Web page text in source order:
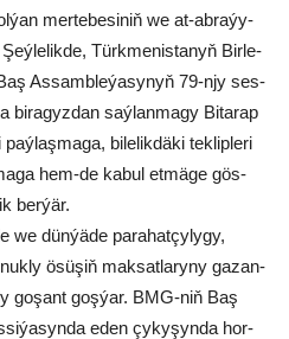
mer­te­be­si­niň we at-ab­ra­ýy­
Türk­me­nis­ta­nyň Bir­le­
As­samb­le­ýa­sy­nyň 79-njy ses­
bi­ra­gyz­dan saý­lan­ma­gy Bi­ta­rap
bi­le­lik­dä­ki tek­lip­le­ri
hem-de ka­bul et­mä­ge gös-
ber­ýär.
we dün­ýä­de pa­ra­hat­çy­ly­gy,
ösü­şiň mak­sat­la­ry­ny ga­zan­
go­şant goş­ýar. BMG-niň Baş
eden çy­ky­şyn­da hor­